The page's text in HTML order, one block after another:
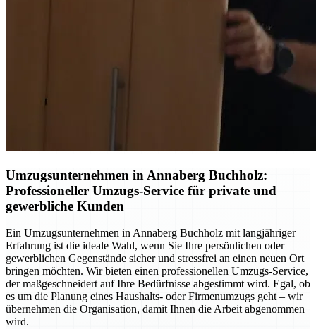
Umzugsunternehmen in Annaberg Buchholz:
Professioneller Umzugs-Service für private und
gewerbliche Kunden
Ein Umzugsunternehmen in Annaberg Buchholz mit langjähriger
Erfahrung ist die ideale Wahl, wenn Sie Ihre persönlichen oder
gewerblichen Gegenstände sicher und stressfrei an einen neuen Ort
bringen möchten. Wir bieten einen professionellen Umzugs-Service,
der maßgeschneidert auf Ihre Bedürfnisse abgestimmt wird. Egal, ob
es um die Planung eines Haushalts- oder Firmenumzugs geht – wir
übernehmen die Organisation, damit Ihnen die Arbeit abgenommen
wird.